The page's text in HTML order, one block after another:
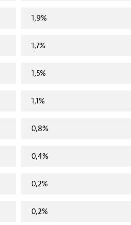
1,9%
1,7%
1,5%
1,1%
0,8%
0,4%
0,2%
0,2%